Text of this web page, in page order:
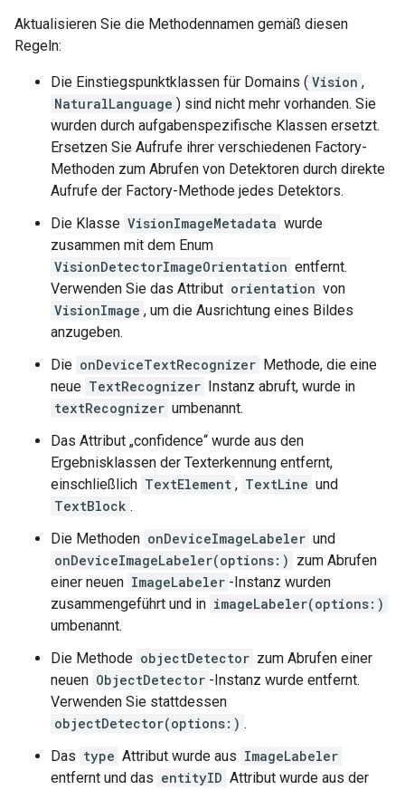
Aktualisieren Sie die Methodennamen gemäß diesen
Regeln:
Die Einstiegspunktklassen für Domains ( Vision ,
NaturalLanguage ) sind nicht mehr vorhanden. Sie
wurden durch aufgabenspezifische Klassen ersetzt.
Ersetzen Sie Aufrufe ihrer verschiedenen Factory-
Methoden zum Abrufen von Detektoren durch direkte
Aufrufe der Factory-Methode jedes Detektors.
Die Klasse VisionImageMetadata wurde
zusammen mit dem Enum
VisionDetectorImageOrientation entfernt.
Verwenden Sie das Attribut orientation von
VisionImage , um die Ausrichtung eines Bildes
anzugeben.
Die onDeviceTextRecognizer Methode, die eine
neue TextRecognizer Instanz abruft, wurde in
textRecognizer umbenannt.
Das Attribut „confidence“ wurde aus den
Ergebnisklassen der Texterkennung entfernt,
einschließlich TextElement , TextLine und
TextBlock .
Die Methoden onDeviceImageLabeler und
onDeviceImageLabeler(options:) zum Abrufen
einer neuen ImageLabeler -Instanz wurden
zusammengeführt und in imageLabeler(options:)
umbenannt.
Die Methode objectDetector zum Abrufen einer
neuen ObjectDetector -Instanz wurde entfernt.
Verwenden Sie stattdessen
objectDetector(options:) .
Das type Attribut wurde aus ImageLabeler
entfernt und das entityID Attribut wurde aus der